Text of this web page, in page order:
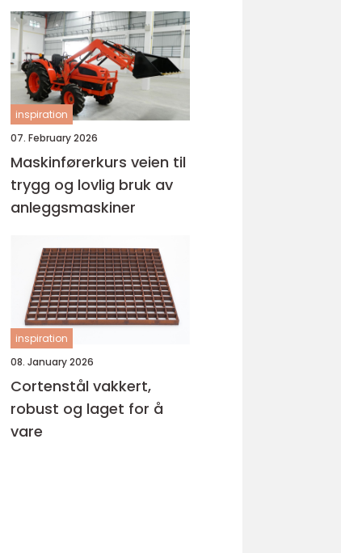
inspiration
07. February 2026
Maskinførerkurs veien til
trygg og lovlig bruk av
anleggsmaskiner
inspiration
08. January 2026
Cortenstål vakkert,
robust og laget for å
vare